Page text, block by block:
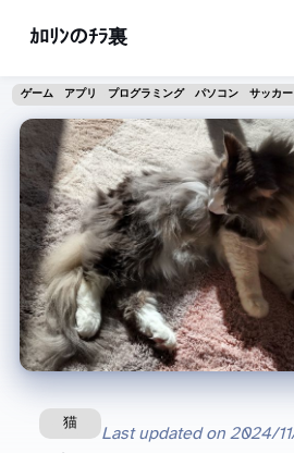
ｶﾛﾘﾝのﾁﾗ裏
ゲーム アプリ プログラミング パソコン サッカー
猫
Last updated on 2024/